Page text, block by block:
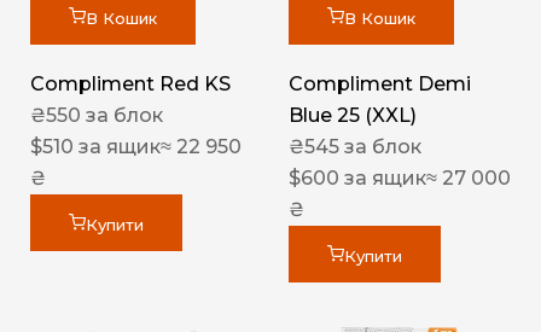
В Кошик
Compliment Red KS
₴550 за блок
$510 за ящик≈ 22 950
₴
Купити
В Кошик
Compliment Demi
Blue 25 (XXL)
₴545 за блок
$600 за ящик≈ 27 000
₴
Купити